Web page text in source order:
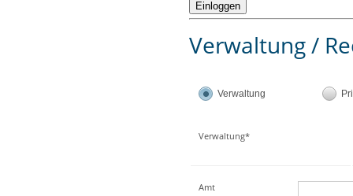
Verwaltung /
Verwaltung
Verwaltung*
Amt